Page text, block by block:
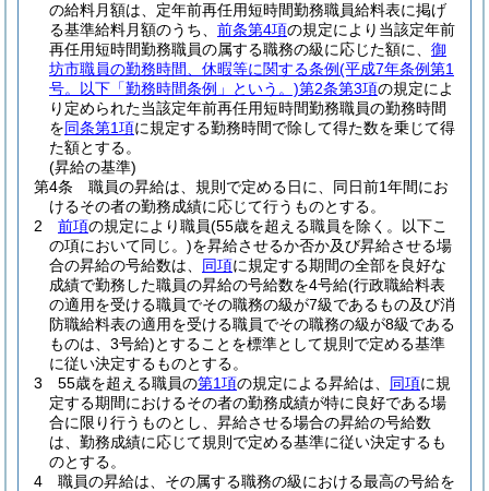
の給料月額は、定年前再任用短時間勤務職員給料表に掲げ
る基準給料月額のうち、 前条第4項の規定により当該定年前
再任用短時間勤務職員の属する職務の級に応じた額に、 御
坊市職員の勤務時間、休暇等に関する条例(平成7年条例第1
号。以下「勤務時間条例」という。)第2条第3項の規定によ
り定められた当該定年前再任用短時間勤務職員の勤務時間
を同条第1項に規定する勤務時間で除して得た数を乗じて得
た額とする。
(昇給の基準)
第4条
職員の昇給は、規則で定める日に、同日前1年間にお
けるその者の勤務成績に応じて行うものとする。
2
前項の規定により職員(55歳を超える職員を除く。以下こ
の項において同じ。)を昇給させるか否か及び昇給させる場
合の昇給の号給数は、 同項に規定する期間の全部を良好な
成績で勤務した職員の昇給の号給数を4号給(行政職給料表
の適用を受ける職員でその職務の級が7級であるもの及び消
防職給料表の適用を受ける職員でその職務の級が8級である
ものは、3号給)とすることを標準として規則で定める基準
に従い決定するものとする。
3
55歳を超える職員の第1項の規定による昇給は、 同項に規
定する期間におけるその者の勤務成績が特に良好である場
合に限り行うものとし、昇給させる場合の昇給の号給数
は、勤務成績に応じて規則で定める基準に従い決定するも
のとする。
4
職員の昇給は、その属する職務の級における最高の号給を